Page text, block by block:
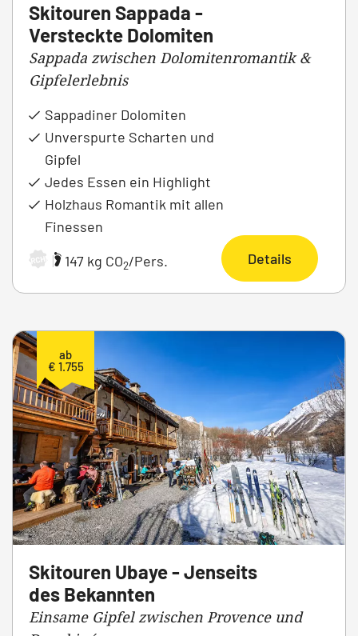
Skitouren Sappada -
Versteckte Dolomiten
Sappada zwischen Dolomitenromantik &
Gipfelerlebnis
Sappadiner Dolomiten
Unverspurte Scharten und
Gipfel
Jedes Essen ein Highlight
Holzhaus Romantik mit allen
Finessen
ARCHIV | 147 kg CO2/Pers. Details
ab
€ 1.755
Skitouren Ubaye - Jenseits
des Bekannten
Einsame Gipfel zwischen Provence und